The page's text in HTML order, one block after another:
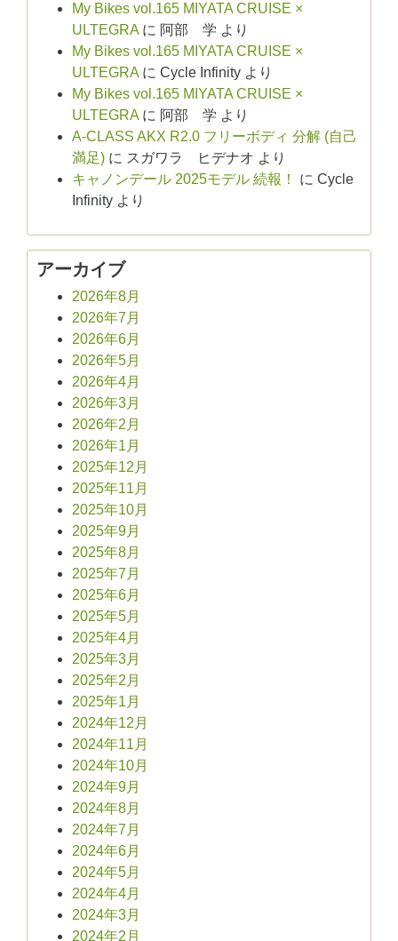
My Bikes vol.165 MIYATA CRUISE ×
ULTEGRA に 阿部 学 より
My Bikes vol.165 MIYATA CRUISE ×
ULTEGRA に Cycle Infinity より
My Bikes vol.165 MIYATA CRUISE ×
ULTEGRA に 阿部 学 より
A-CLASS AKX R2.0 フリーボディ 分解 (自己
満足) に スガワラ ヒデナオ より
キャノンデール 2025モデル 続報！
に Cycle
Infinity より
アーカイブ
2026年8月
2026年7月
2026年6月
2026年5月
2026年4月
2026年3月
2026年2月
2026年1月
2025年12月
2025年11月
2025年10月
2025年9月
2025年8月
2025年7月
2025年6月
2025年5月
2025年4月
2025年3月
2025年2月
2025年1月
2024年12月
2024年11月
2024年10月
2024年9月
2024年8月
2024年7月
2024年6月
2024年5月
2024年4月
2024年3月
2024年2月